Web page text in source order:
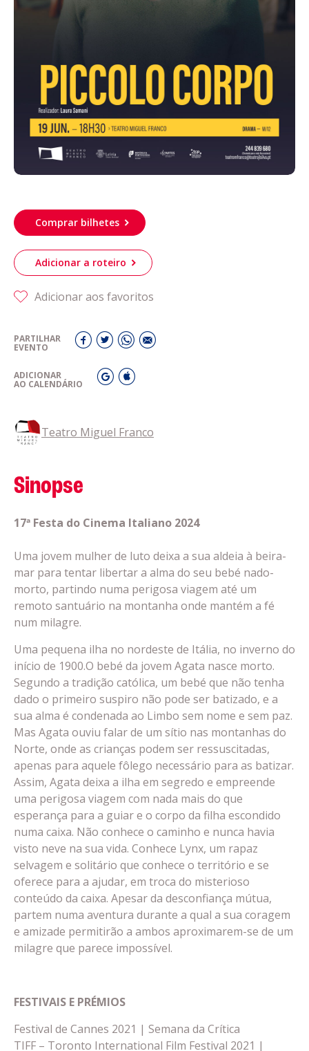
Comprar bilhetes
Adicionar a roteiro
Adicionar aos favoritos
PARTILHAR
EVENTO
ADICIONAR
AO CALENDÁRIO
Teatro Miguel Franco
Sinopse
17ª Festa do Cinema Italiano 2024
Uma jovem mulher de luto deixa a sua aldeia à beira-
mar para tentar libertar a alma do seu bebé nado-
morto, partindo numa perigosa viagem até um
remoto santuário na montanha onde mantém a fé
num milagre.
Uma pequena ilha no nordeste de Itália, no inverno do
início de 1900.O bebé da jovem Agata nasce morto.
Segundo a tradição católica, um bebé que não tenha
dado o primeiro suspiro não pode ser batizado, e a
sua alma é condenada ao Limbo sem nome e sem paz.
Mas Agata ouviu falar de um sítio nas montanhas do
Norte, onde as crianças podem ser ressuscitadas,
apenas para aquele fôlego necessário para as batizar.
Assim, Agata deixa a ilha em segredo e empreende
uma perigosa viagem com nada mais do que
esperança para a guiar e o corpo da filha escondido
numa caixa. Não conhece o caminho e nunca havia
visto neve na sua vida. Conhece Lynx, um rapaz
selvagem e solitário que conhece o território e se
oferece para a ajudar, em troca do misterioso
conteúdo da caixa. Apesar da desconfiança mútua,
partem numa aventura durante a qual a sua coragem
e amizade permitirão a ambos aproximarem-se de um
milagre que parece impossível.
FESTIVAIS E PRÉMIOS
Festival de Cannes 2021 | Semana da Crítica
TIFF – Toronto International Film Festival 2021 |